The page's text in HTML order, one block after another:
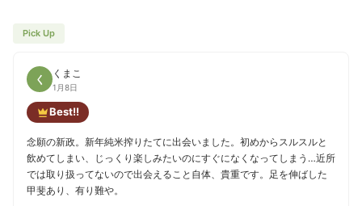
Pick Up
く くまこ
1月8日
Best!!
念願の新政。新年純米搾りたてに出会いました。初めからスルスルと
飲めてしまい、じっくり楽しみたいのにすぐになくなってしまう…近所
では取り扱ってないので出会えること自体、貴重です。足を伸ばした
甲斐あり、有り難や。